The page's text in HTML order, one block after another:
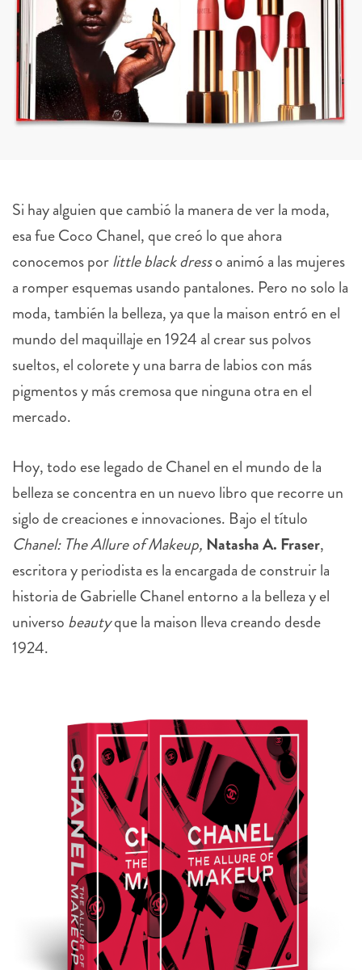
Si hay alguien que cambió la manera de ver la moda,
esa fue Coco Chanel, que creó lo que ahora
conocemos porlittle black dresso animó a las mujeres
a romper esquemas usando pantalones. Pero no solo la
moda, también la belleza, ya que la maison entró en el
mundo del maquillaje en 1924 al crear sus polvos
sueltos, el colorete y una barra de labios con más
pigmentos y más cremosa que ninguna otra en el
mercado.
Hoy, todo ese legado de Chanel en el mundo de la
belleza se concentra en un nuevo libro que recorre un
siglo de creaciones e innovaciones. Bajo el título
Chanel: The Allure of Makeup, Natasha A. Fraser,
escritora y periodista es la encargada de construir la
historia de Gabrielle Chanel entorno a la belleza y el
universo beautyque la maison lleva creando desde
1924.